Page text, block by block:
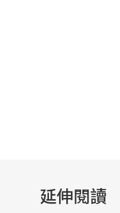
延伸閱讀